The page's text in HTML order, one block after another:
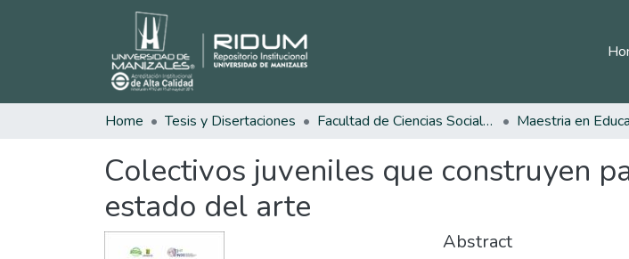
Home Tesis y Disertaciones Facultad de Ciencias Sociales y Humanas
Colectivos juveniles que construyen
estado del arte
Abstract